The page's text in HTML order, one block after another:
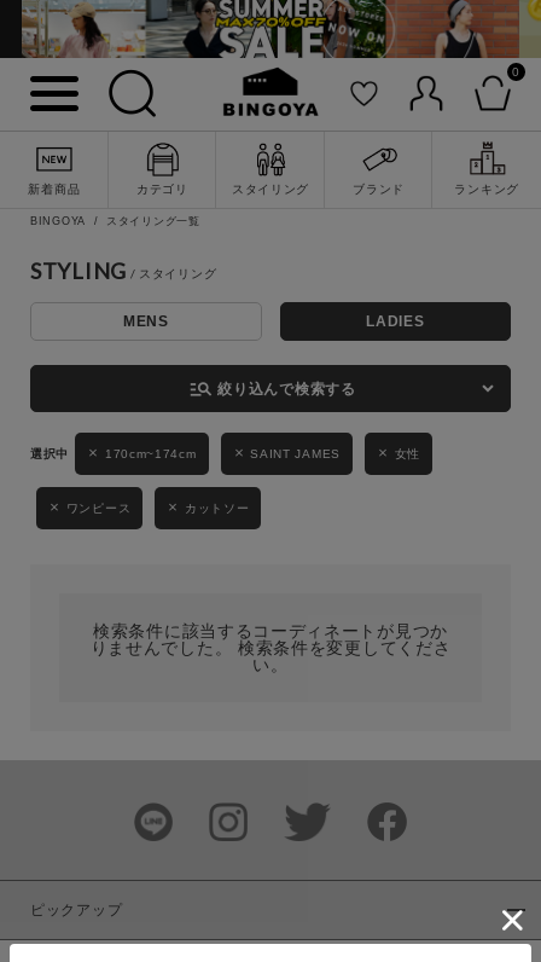
0
新着商品 カテゴリ スタイリング ブランド ランキング
詳細検索
キーワード
性別
MENS LADIES KIDS
ブランド
BINGOYA スタイリング一覧
STYLING
MENS LADIES
manage_search 絞り込んで検索する
170cm~174cm SAINT JAMES 女性
ワンピース カットソー
検索条件に該当するコーディネートが見つか
りませんでした。 検索条件を変更してくださ
い。
ピックアップ